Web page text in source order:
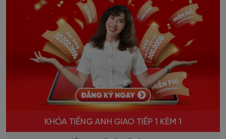
KHÓA TIẾNG ANH GIAO TIẾP 1 KÈM 1